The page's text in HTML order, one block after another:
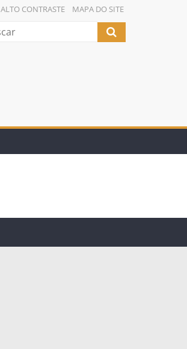
ALTO CONTRASTE MAPA DO SITE